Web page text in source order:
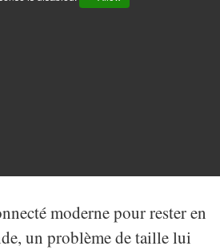
moderne pour rester en
un problème de taille lui